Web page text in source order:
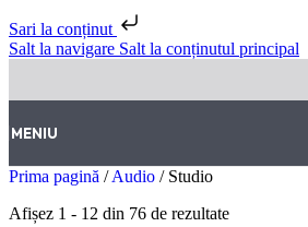
Sari la conținut
Salt la navigare Salt la conținutul principal
MENIU
Prima pagină / Audio / Studio
Afișez 1 - 12 din 76 de rezultate